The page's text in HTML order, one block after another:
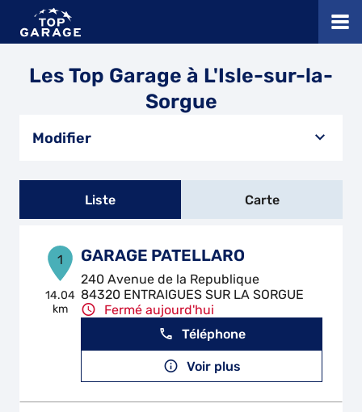
Les Top Garage à L'Isle-sur-la-
Sorgue
Modifier
Liste Carte
1
14.04
km
GARAGE PATELLARO
240 Avenue de la Republique
84320 ENTRAIGUES SUR LA SORGUE
Fermé aujourd'hui
Téléphone
Voir plus